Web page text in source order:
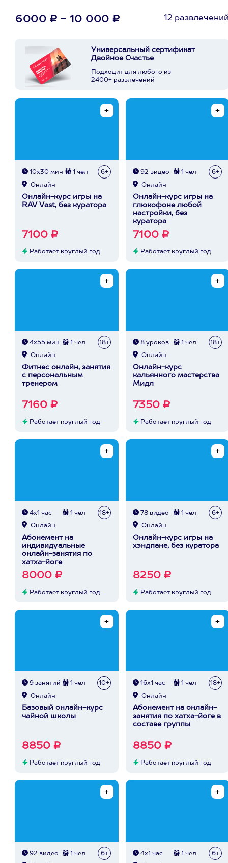
6000 ₽ - 10 000 ₽ 12
Универсальный сертификат
Двойное Счастье
Подходит для любого из
2400+ развлечений
10х30 мин 1 чел 6+
Онлайн
Онлайн-курс игры на
RAV Vast, без куратора
7100 ₽
Работает круглый год
92 видео 1 чел 6+
Онлайн
Онлайн-курс игры на
глюкофоне любой
настройки, без
куратора
7100 ₽
Работает круглый год
4х55 мин 1 чел 18+
Онлайн
Фитнес онлайн, занятия
с персональным
тренером
7160 ₽
Работает круглый год
8 уроков 1 чел 18+
Онлайн
Онлайн-курс
кальянного мастерства
Мидл
7350 ₽
Работает круглый год
4х1 час 1 чел 18+
Онлайн
Абонемент на
индивидуальные
онлайн-занятия по
хатха-йоге
8000 ₽
Работает круглый год
78 видео 1 чел 6+
Онлайн
Онлайн-курс игры на
хэндпане, без куратора
8250 ₽
Работает круглый год
9 занятий 1 чел 10+
Онлайн
Базовый онлайн-курс
чайной школы
8850 ₽
Работает круглый год
16х1 час 1 чел 18+
Онлайн
Абонемент на онлайн-
занятия по хатха-йоге в
составе группы
8850 ₽
Работает круглый год
92 видео 1 чел 6+ 4х1 час 1 чел 6+